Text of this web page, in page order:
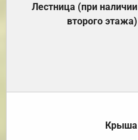
Лестница (при наличии
второго этажа)
Крыша